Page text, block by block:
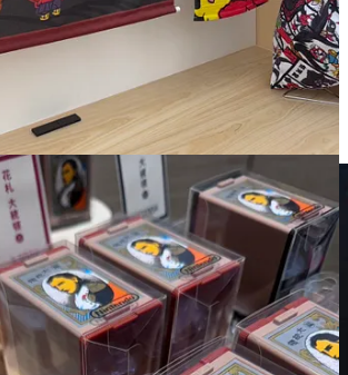
d’écouter le podcast Pixel Bentoet
jusqu’au bout ! N’hésitez pas à vous
chaque semaine un article consacré à un